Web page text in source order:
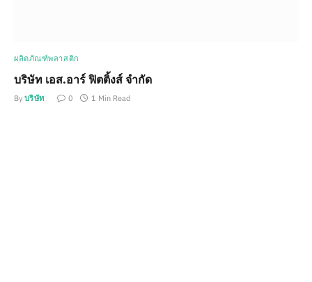
ผลิตภัณฑ์พลาสติก
บริษัท เอส.อาร์ ฟิตติ้งส์ จำกัด
By บริษัท 0 1 Min Read